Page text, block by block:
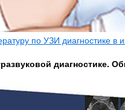
по УЗИ диагностике в
диагностике.